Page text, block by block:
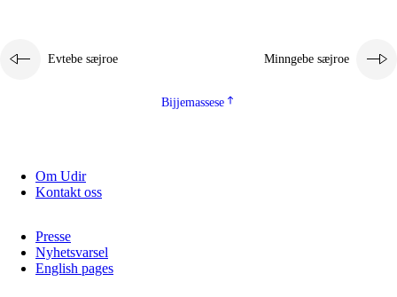
Evtebe sæjroe Minngebe sæjroe
Bijjemassese
Om Udir
Kontakt oss
Presse
Nyhetsvarsel
English pages